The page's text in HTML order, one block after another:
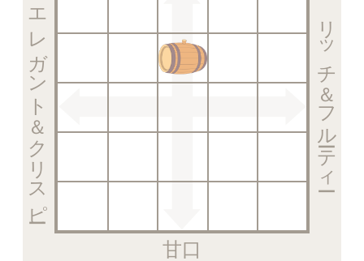
リッチ＆フルーティー
甘口
エレガント＆クリスピー